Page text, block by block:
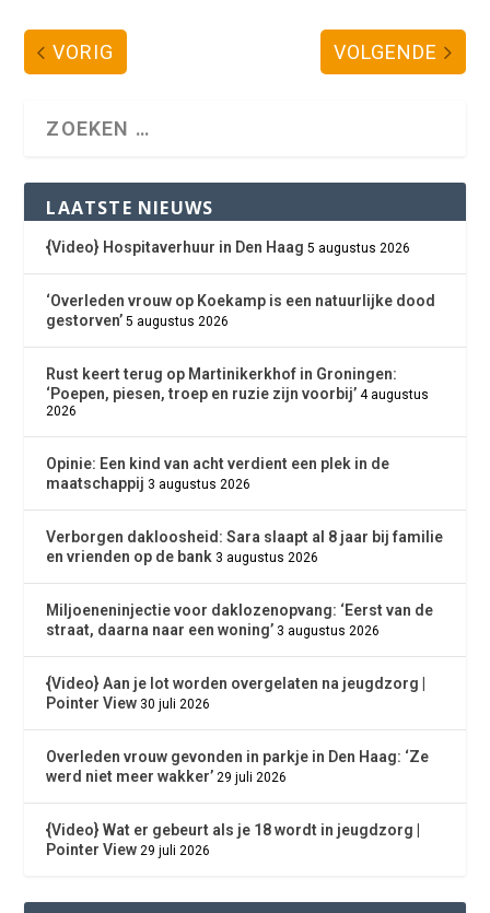
VORIG VOLGENDE
LAATSTE NIEUWS
{Video} Hospitaverhuur in Den Haag 5 augustus 2026
‘Overleden vrouw op Koekamp is een natuurlijke dood
gestorven’ 5 augustus 2026
Rust keert terug op Martinikerkhof in Groningen:
‘Poepen, piesen, troep en ruzie zijn voorbij’ 4 augustus
2026
Opinie: Een kind van acht verdient een plek in de
maatschappij 3 augustus 2026
Verborgen dakloosheid: Sara slaapt al 8 jaar bij familie
en vrienden op de bank 3 augustus 2026
Miljoeneninjectie voor daklozenopvang: ‘Eerst van de
straat, daarna naar een woning’ 3 augustus 2026
{Video} Aan je lot worden overgelaten na jeugdzorg |
Pointer View 30 juli 2026
Overleden vrouw gevonden in parkje in Den Haag: ‘Ze
werd niet meer wakker’ 29 juli 2026
{Video} Wat er gebeurt als je 18 wordt in jeugdzorg |
Pointer View 29 juli 2026